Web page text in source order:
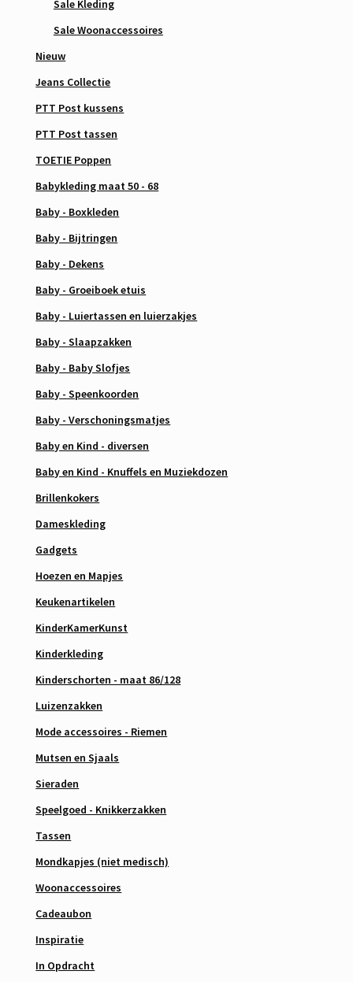
Sale Kleding
Sale Woonaccessoires
Nieuw
Jeans Collectie
PTT Post kussens
PTT Post tassen
TOETIE Poppen
Babykleding maat 50 - 68
Baby - Boxkleden
Baby - Bijtringen
Baby - Dekens
Baby - Groeiboek etuis
Baby - Luiertassen en luierzakjes
Baby - Slaapzakken
Baby - Baby Slofjes
Baby - Speenkoorden
Baby - Verschoningsmatjes
Baby en Kind - diversen
Baby en Kind - Knuffels en Muziekdozen
Brillenkokers
Dameskleding
Gadgets
Hoezen en Mapjes
Keukenartikelen
KinderKamerKunst
Kinderkleding
Kinderschorten - maat 86/128
Luizenzakken
Mode accessoires - Riemen
Mutsen en Sjaals
Sieraden
Speelgoed - Knikkerzakken
Tassen
Mondkapjes (niet medisch)
Woonaccessoires
Cadeaubon
Inspiratie
In Opdracht